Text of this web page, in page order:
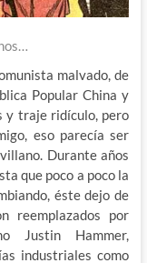
malvado, de
Popular China y
y traje ridículo, pero
eso parecía ser
Durante años
que poco a poco la
éste dejo de
reemplazados por
Justin Hammer,
industriales como